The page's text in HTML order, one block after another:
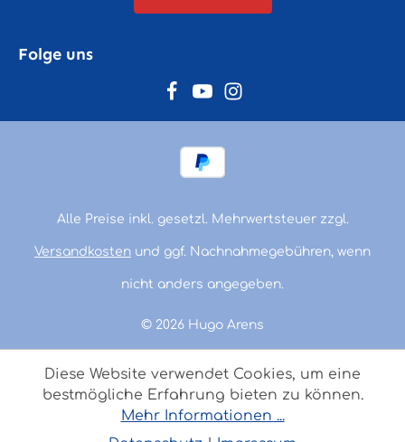
Folge uns
© 2026 Hugo Arens
Alle Preise inkl. gesetzl. Mehrwertsteuer zzgl.
Versandkosten und ggf. Nachnahmegebühren, wenn
nicht anders angegeben.
Diese Website verwendet Cookies, um eine
bestmögliche Erfahrung bieten zu können.
Mehr Informationen ...